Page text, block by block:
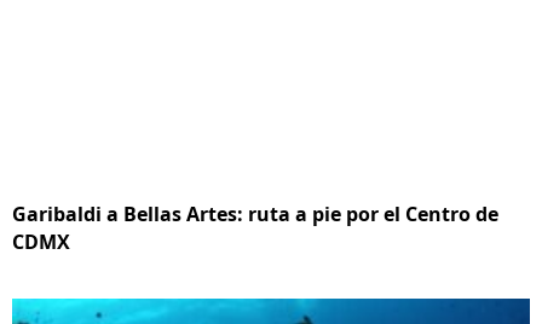
Garibaldi a Bellas Artes: ruta a pie por el Centro de
CDMX